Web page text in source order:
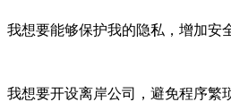
我想要能够保护我的隐私，增加安
我想要开设离岸公司，避免程序繁